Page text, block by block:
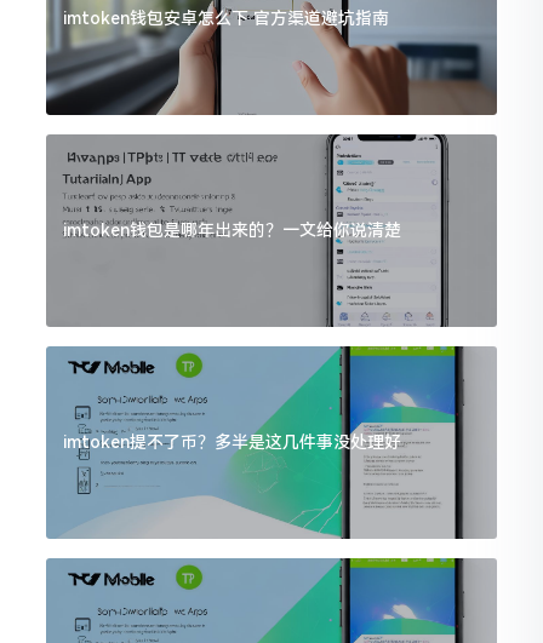
imtoken钱包安卓怎么下 官方渠道避坑指南
imtoken钱包是哪年出来的？一文给你说清楚
imtoken提不了币？多半是这几件事没处理好